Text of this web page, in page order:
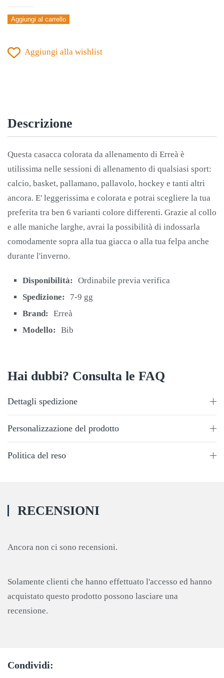
BIB
FRATINO
Aggiungi al carrello
Aggiungi alla wishlist
Descrizione
Questa casacca colorata da allenamento di Erreà è
utilissima nelle sessioni di allenamento di qualsiasi sport:
calcio, basket, pallamano, pallavolo, hockey e tanti altri
ancora. E' leggerissima e colorata e potrai scegliere la tua
preferita tra ben 6 varianti colore differenti. Grazie al collo
e alle maniche larghe, avrai la possibilità di indossarla
comodamente sopra alla tua giacca o alla tua felpa anche
durante l'inverno.
Disponibilità:
Ordinabile previa verifica
Spedizione:
7-9 gg
Brand:
Erreà
Modello:
Bib
Hai dubbi? Consulta le FAQ
Dettagli spedizione
Personalizzazione del prodotto
Politica del reso
RECENSIONI
Ancora non ci sono recensioni.
Solamente clienti che hanno effettuato l'accesso ed hanno
acquistato questo prodotto possono lasciare una
recensione.
Condividi: